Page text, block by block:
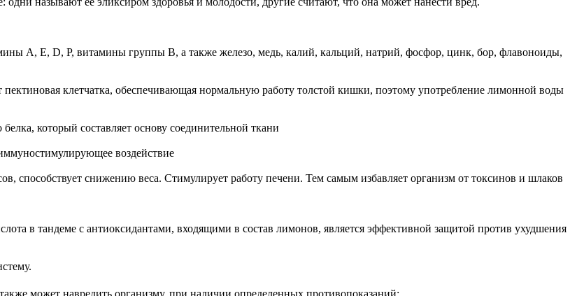
А, E, D, Р, витамины группы В, а также железо, медь, калий, кальций, натрий, фосфор, цинк, бор, флавоноиды,
клетчатка, обеспечивающая нормальную работу толстой кишки, поэтому употребление лимонной воды
который составляет основу соединительной ткани
воздействие
способствует снижению веса. Стимулирует работу печени. Тем самым избавляет организм от токсинов и шлаков
в тандеме с антиоксидантами, входящими в состав лимонов, является эффективной защитой против ухудшения
может навредить организму, при наличии определенных противопоказаний: